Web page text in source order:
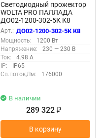
Светодиодный прожектор
WOLTA PRO ПАЛЛАДА
ДО02-1200-302-5К К8
Прозрачный
Арт.: ДО02-1200-302-5К К8
Мощность:
1200 Вт
Напряжение:
230 — 230 В
Ток:
4.98 А
IP:
IP65
Св.поток,Лм:
176000
В наличии
289 322 ₽
В корзину